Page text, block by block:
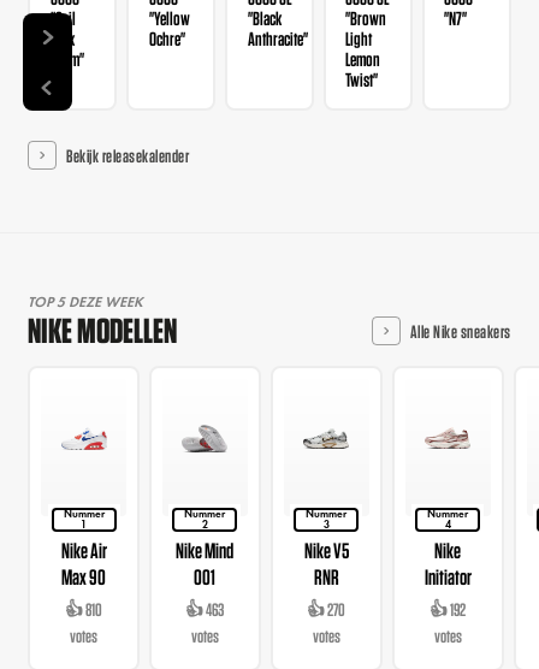
"Sail
Pink
Foam"
"Yellow
Ochre"
"Black
Anthracite"
"Brown
Light
Lemon
Twist"
"N7"
Bekijk releasekalender
TOP 5 DEZE WEEK
NIKE MODELLEN Alle Nike sneakers
Nummer
1
Nike Air
Max 90
👍 810
votes
Nummer
2
Nike Mind
001
👍 463
votes
Nummer
3
Nike V5
RNR
👍 270
votes
Nummer
4
Nike
Initiator
👍 192
votes